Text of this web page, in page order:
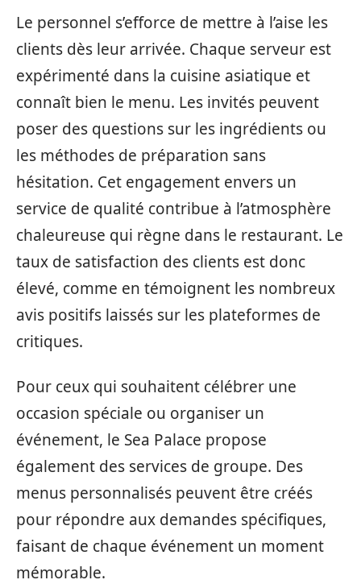
Le personnel s’efforce de mettre à l’aise les
clients dès leur arrivée. Chaque serveur est
expérimenté dans la cuisine asiatique et
connaît bien le menu. Les invités peuvent
poser des questions sur les ingrédients ou
les méthodes de préparation sans
hésitation. Cet engagement envers un
service de qualité contribue à l’atmosphère
chaleureuse qui règne dans le restaurant. Le
taux de satisfaction des clients est donc
élevé, comme en témoignent les nombreux
avis positifs laissés sur les plateformes de
critiques.
Pour ceux qui souhaitent célébrer une
occasion spéciale ou organiser un
événement, le Sea Palace propose
également des services de groupe. Des
menus personnalisés peuvent être créés
pour répondre aux demandes spécifiques,
faisant de chaque événement un moment
mémorable.